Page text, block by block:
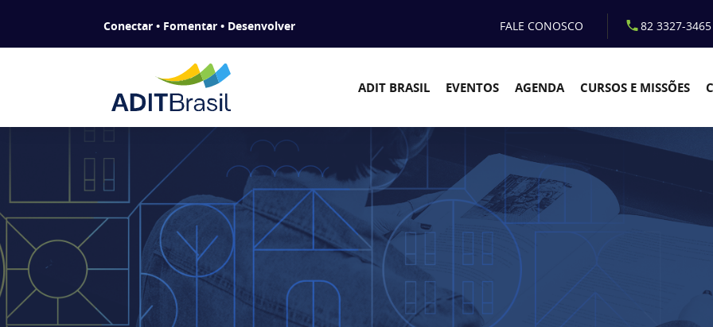
Conectar • Fomentar • Desenvolver FALE CONOSCO 82 3327-3465
ADIT BRASIL EVENTOS AGENDA CURSOS E MISSÕES